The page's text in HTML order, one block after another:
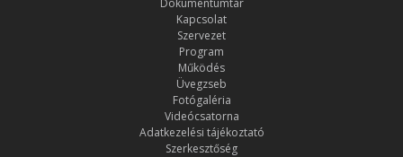
Kapcsolat
Szervezet
Program
Működés
Üvegzseb
Fotógaléria
Videócsatorna
Adatkezelési tájékoztató
Szerkesztőség